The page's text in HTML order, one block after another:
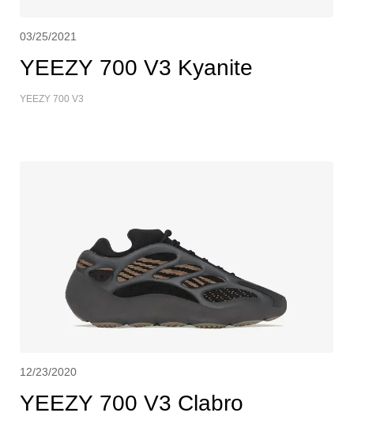
03/25/2021
YEEZY 700 V3 Kyanite
YEEZY 700 V3
12/23/2020
YEEZY 700 V3 Clabro